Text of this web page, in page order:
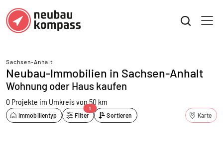
Sachsen-Anhalt
Neubau-Immobilien in Sachsen-Anhalt
Wohnung oder Haus kaufen
0 Projekte im Umkreis von 50 km
Immobilientyp Filter
1
Sortieren Karte